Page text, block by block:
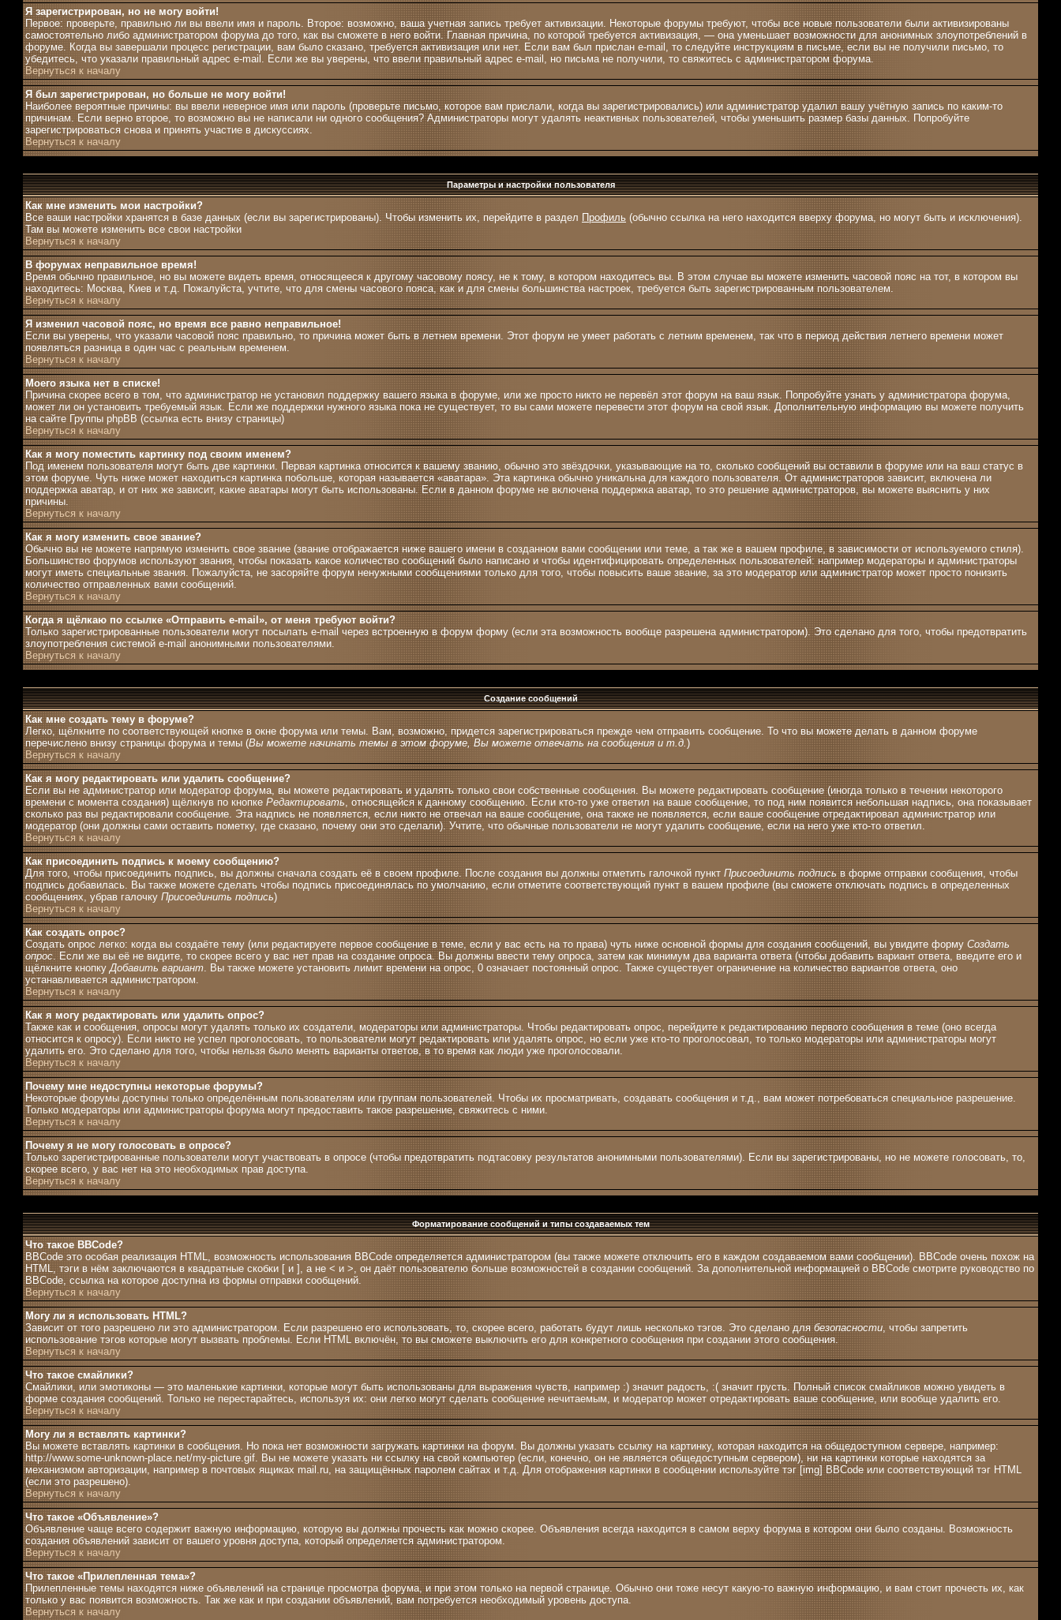
Я зарегистрирован, но не могу войти!
Первое: проверьте, правильно ли вы ввели имя и пароль. Второе: возможно, ваша учетная запись требует активизации. Некоторые форумы требуют, чтобы все новые пользователи были активизированы
самостоятельно либо администратором форума до того, как вы сможете в него войти. Главная причина, по которой требуется активизация, — она уменьшает возможности для анонимных злоупотреблений в
форуме. Когда вы завершали процесс регистрации, вам было сказано, требуется активизация или нет. Если вам был прислан e-mail, то следуйте инструкциям в письме, если вы не получили письмо, то
убедитесь, что указали правильный адрес e-mail. Если же вы уверены, что ввели правильный адрес e-mail, но письма не получили, то свяжитесь с администратором форума.
Вернуться к началу
Я был зарегистрирован, но больше не могу войти!
Наиболее вероятные причины: вы ввели неверное имя или пароль (проверьте письмо, которое вам прислали, когда вы зарегистрировались) или администратор удалил вашу учётную запись по каким-то
причинам. Если верно второе, то возможно вы не написали ни одного сообщения? Администраторы могут удалять неактивных пользователей, чтобы уменьшить размер базы данных. Попробуйте
зарегистрироваться снова и принять участие в дискуссиях.
Вернуться к началу
Параметры и настройки пользователя
Как мне изменить мои настройки?
Все ваши настройки хранятся в базе данных (если вы зарегистрированы). Чтобы изменить их, перейдите в раздел Профиль (обычно ссылка на него находится вверху форума, но могут быть и исключения).
Там вы можете изменить все свои настройки
Вернуться к началу
В форумах неправильное время!
Время обычно правильное, но вы можете видеть время, относящееся к другому часовому поясу, не к тому, в котором находитесь вы. В этом случае вы можете изменить часовой пояс на тот, в котором вы
находитесь: Москва, Киев и т.д. Пожалуйста, учтите, что для смены часового пояса, как и для смены большинства настроек, требуется быть зарегистрированным пользователем.
Вернуться к началу
Я изменил часовой пояс, но время все равно неправильное!
Если вы уверены, что указали часовой пояс правильно, то причина может быть в летнем времени. Этот форум не умеет работать с летним временем, так что в период действия летнего времени может
появляться разница в один час с реальным временем.
Вернуться к началу
Моего языка нет в списке!
Причина скорее всего в том, что администратор не установил поддержку вашего языка в форуме, или же просто никто не перевёл этот форум на ваш язык. Попробуйте узнать у администратора форума,
может ли он установить требуемый язык. Если же поддержки нужного языка пока не существует, то вы сами можете перевести этот форум на свой язык. Дополнительную информацию вы можете получить
на сайте Группы phpBB (ссылка есть внизу страницы)
Вернуться к началу
Как я могу поместить картинку под своим именем?
Под именем пользователя могут быть две картинки. Первая картинка относится к вашему званию, обычно это звёздочки, указывающие на то, сколько сообщений вы оставили в форуме или на ваш статус в
этом форуме. Чуть ниже может находиться картинка побольше, которая называется «аватара». Эта картинка обычно уникальна для каждого пользователя. От администраторов зависит, включена ли
поддержка аватар, и от них же зависит, какие аватары могут быть использованы. Если в данном форуме не включена поддержка аватар, то это решение администраторов, вы можете выяснить у них
причины.
Вернуться к началу
Как я могу изменить свое звание?
Обычно вы не можете напрямую изменить свое звание (звание отображается ниже вашего имени в созданном вами сообщении или теме, а так же в вашем профиле, в зависимости от используемого стиля).
Большинство форумов используют звания, чтобы показать какое количество сообщений было написано и чтобы идентифицировать определенных пользователей: например модераторы и администраторы
могут иметь специальные звания. Пожалуйста, не засоряйте форум ненужными сообщениями только для того, чтобы повысить ваше звание, за это модератор или администратор может просто понизить
количество отправленных вами сообщений.
Вернуться к началу
Когда я щёлкаю по ссылке «Отправить e-mail», от меня требуют войти?
Только зарегистрированные пользователи могут посылать e-mail через встроенную в форум форму (если эта возможность вообще разрешена администратором). Это сделано для того, чтобы предотвратить
злоупотребления системой e-mail анонимными пользователями.
Вернуться к началу
Создание сообщений
Как мне создать тему в форуме?
Легко, щёлкните по соответствующей кнопке в окне форума или темы. Вам, возможно, придется зарегистрироваться прежде чем отправить сообщение. То что вы можете делать в данном форуме
перечислено внизу страницы форума и темы (Вы можете начинать темы в этом форуме, Вы можете отвечать на сообщения и т.д.)
Вернуться к началу
Как я могу редактировать или удалить сообщение?
Если вы не администратор или модератор форума, вы можете редактировать и удалять только свои собственные сообщения. Вы можете редактировать сообщение (иногда только в течении некоторого
времени с момента создания) щёлкнув по кнопке Редактировать, относящейся к данному сообщению. Если кто-то уже ответил на ваше сообщение, то под ним появится небольшая надпись, она показывает
сколько раз вы редактировали сообщение. Эта надпись не появляется, если никто не отвечал на ваше сообщение, она также не появляется, если ваше сообщение отредактировал администратор или
модератор (они должны сами оставить пометку, где сказано, почему они это сделали). Учтите, что обычные пользователи не могут удалить сообщение, если на него уже кто-то ответил.
Вернуться к началу
Как присоединить подпись к моему сообщению?
Для того, чтобы присоединить подпись, вы должны сначала создать её в своем профиле. После создания вы должны отметить галочкой пункт Присоединить подпись в форме отправки сообщения, чтобы
подпись добавилась. Вы также можете сделать чтобы подпись присоединялась по умолчанию, если отметите соответствующий пункт в вашем профиле (вы сможете отключать подпись в определенных
сообщениях, убрав галочку Присоединить подпись)
Вернуться к началу
Как создать опрос?
Создать опрос легко: когда вы создаёте тему (или редактируете первое сообщение в теме, если у вас есть на то права) чуть ниже основной формы для создания сообщений, вы увидите форму Создать
опрос. Если же вы её не видите, то скорее всего у вас нет прав на создание опроса. Вы должны ввести тему опроса, затем как минимум два варианта ответа (чтобы добавить вариант ответа, введите его и
щёлкните кнопкуДобавить вариант. Вы также можете установить лимит времени на опрос, 0 означает постоянный опрос. Также существует ограничение на количество вариантов ответа, оно
устанавливается администратором.
Вернуться к началу
Как я могу редактировать или удалить опрос?
Также как и сообщения, опросы могут удалять только их создатели, модераторы или администраторы. Чтобы редактировать опрос, перейдите к редактированию первого сообщения в теме (оно всегда
относится к опросу). Если никто не успел проголосовать, то пользователи могут редактировать или удалять опрос, но если уже кто-то проголосовал, то только модераторы или администраторы могут
удалить его. Это сделано для того, чтобы нельзя было менять варианты ответов, в то время как люди уже проголосовали.
Вернуться к началу
Почему мне недоступны некоторые форумы?
Некоторые форумы доступны только определённым пользователям или группам пользователей. Чтобы их просматривать, создавать сообщения и т.д., вам может потребоваться специальное разрешение.
Только модераторы или администраторы форума могут предоставить такое разрешение, свяжитесь с ними.
Вернуться к началу
Почему я не могу голосовать в опросе?
Только зарегистрированные пользователи могут участвовать в опросе (чтобы предотвратить подтасовку результатов анонимными пользователями). Если вы зарегистрированы, но не можете голосовать, то,
скорее всего, у вас нет на это необходимых прав доступа.
Вернуться к началу
Форматирование сообщений и типы создаваемых тем
Что такое BBCode?
BBCode это особая реализация HTML, возможность использования BBCode определяется администратором (вы также можете отключить его в каждом создаваемом вами сообщении). BBCode очень похож на
HTML, тэги в нём заключаются в квадратные скобки [ и ], а не < и >, он даёт пользователю больше возможностей в создании сообщений. За дополнительной информацией о BBCode смотрите руководство по
BBCode, ссылка на которое доступна из формы отправки сообщений.
Вернуться к началу
Могу ли я использовать HTML?
Зависит от того разрешено ли это администратором. Если разрешено его использовать, то, скорее всего, работать будут лишь несколько тэгов. Это сделано для безопасности, чтобы запретить
использование тэгов которые могут вызвать проблемы. Если HTML включён, то вы сможете выключить его для конкретного сообщения при создании этого сообщения.
Вернуться к началу
Что такое смайлики?
Смайлики, или эмотиконы — это маленькие картинки, которые могут быть использованы для выражения чувств, например :) значит радость, :( значит грусть. Полный список смайликов можно увидеть в
форме создания сообщений. Только не перестарайтесь, используя их: они легко могут сделать сообщение нечитаемым, и модератор может отредактировать ваше сообщение, или вообще удалить его.
Вернуться к началу
Могу ли я вставлять картинки?
Вы можете вставлять картинки в сообщения. Но пока нет возможности загружать картинки на форум. Вы должны указать ссылку на картинку, которая находится на общедоступном сервере, например:
http://www.some-unknown-place.net/my-picture.gif. Вы не можете указать ни ссылку на свой компьютер (если, конечно, он не является общедоступным сервером), ни на картинки которые находятся за
механизмом авторизации, например в почтовых ящиках mail.ru, на защищённых паролем сайтах и т.д. Для отображения картинки в сообщении используйте тэг [img] BBCode или соответствующий тэг HTML
(если это разрешено).
Вернуться к началу
Что такое «Объявление»?
Объявление чаще всего содержит важную информацию, которую вы должны прочесть как можно скорее. Объявления всегда находится в самом верху форума в котором они было созданы. Возможность
создания объявлений зависит от вашего уровня доступа, который определяется администратором.
Вернуться к началу
Что такое «Прилепленная тема»?
Прилепленные темы находятся ниже объявлений на странице просмотра форума, и при этом только на первой странице. Обычно они тоже несут какую-то важную информацию, и вам стоит прочесть их, как
только у вас появится возможность. Так же как и при создании объявлений, вам потребуется необходимый уровень доступа.
Вернуться к началу